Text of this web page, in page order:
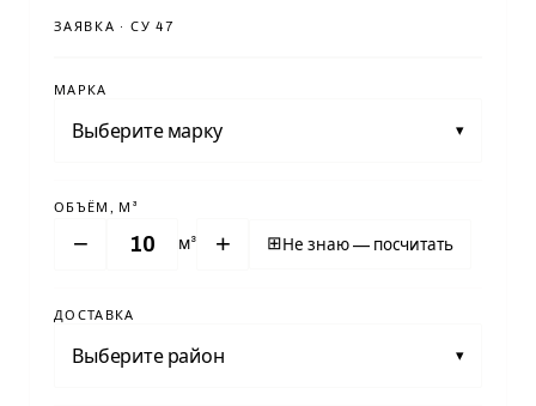
ЗАЯВКА · СУ 47
МАРКА
Выберите марку ▾
ОБЪЁМ, М³
− м³ + ⊞Не знаю — посчитать
ДОСТАВКА
Выберите район ▾